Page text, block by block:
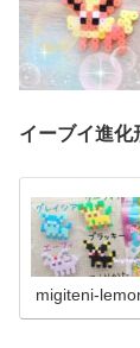
イーブイ進化
migiteni-